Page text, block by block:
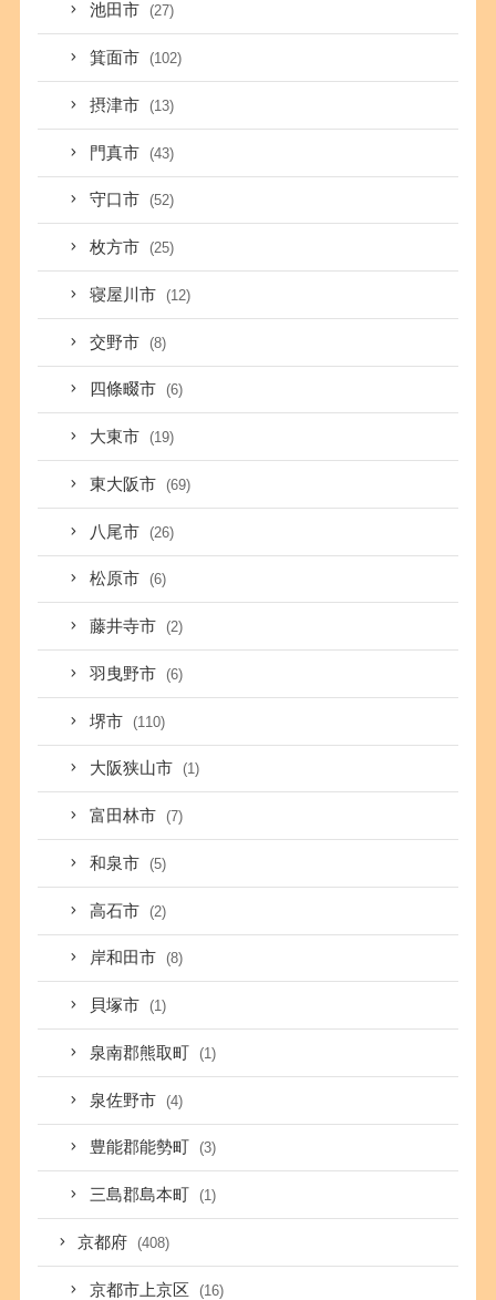
池田市 (27)
箕面市 (102)
摂津市 (13)
門真市 (43)
守口市 (52)
枚方市 (25)
寝屋川市 (12)
交野市 (8)
四條畷市 (6)
大東市 (19)
東大阪市 (69)
八尾市 (26)
松原市 (6)
藤井寺市 (2)
羽曳野市 (6)
堺市 (110)
大阪狭山市 (1)
富田林市 (7)
和泉市 (5)
高石市 (2)
岸和田市 (8)
貝塚市 (1)
泉南郡熊取町 (1)
泉佐野市 (4)
豊能郡能勢町 (3)
三島郡島本町 (1)
京都府 (408)
京都市上京区 (16)